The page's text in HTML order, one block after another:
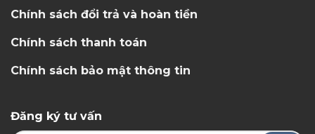
Chính sách đổi trả và hoàn tiền
Chính sách thanh toán
Chính sách bảo mật thông tin
Đăng ký tư vấn